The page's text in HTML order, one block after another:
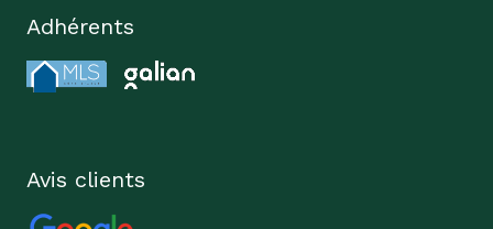
Adhérents
Avis clients